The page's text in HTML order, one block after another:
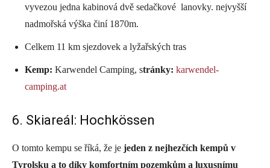
vyvezou jedna kabinová dvě sedačkové lanovky. nejvyšší
nadmořská výška činí 1870m.
Celkem 11 km sjezdovek a lyžařských tras
Kemp: Karwendel Camping, stránky: karwendel-
camping.at
6. Skiareál: Hochkössen
O tomto kempu se říká, že je jeden z nejhezčích kempů v
Tyrolsku a to díky komfortním pozemkům a luxusnímu